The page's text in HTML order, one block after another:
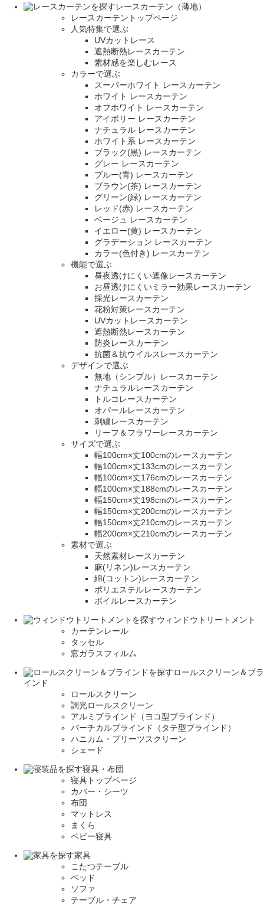
レースカーテン（薄地）
レースカーテントップページ
人気特集で選ぶ
UVカットレース
遮熱断熱レースカーテン
素材感を楽しむレース
カラーで選ぶ
スーパーホワイト レースカーテン
ホワイト レースカーテン
オフホワイト レースカーテン
アイボリー レースカーテン
ナチュラル レースカーテン
ホワイト系 レースカーテン
ブラック(黒) レースカーテン
グレー レースカーテン
ブルー(青) レースカーテン
ブラウン(茶) レースカーテン
グリーン(緑) レースカーテン
レッド(赤) レースカーテン
ベージュ レースカーテン
イエロー(黄) レースカーテン
グラデーション レースカーテン
カラー(色付き) レースカーテン
機能で選ぶ
昼夜透けにくい遮像レースカーテン
お昼透けにくいミラー効果レースカーテン
採光レースカーテン
花粉対策レースカーテン
UVカットレースカーテン
遮熱断熱レースカーテン
防炎レースカーテン
抗菌＆抗ウイルスレースカーテン
デザインで選ぶ
無地（シンプル）レースカーテン
ナチュラルレースカーテン
トルコレースカーテン
オパールレースカーテン
刺繍レースカーテン
リーフ＆フラワーレースカーテン
サイズで選ぶ
幅100cm×丈100cmのレースカーテン
幅100cm×丈133cmのレースカーテン
幅100cm×丈176cmのレースカーテン
幅100cm×丈188cmのレースカーテン
幅150cm×丈198cmのレースカーテン
幅150cm×丈200cmのレースカーテン
幅150cm×丈210cmのレースカーテン
幅200cm×丈210cmのレースカーテン
素材で選ぶ
天然素材レースカーテン
麻(リネン)レースカーテン
綿(コットン)レースカーテン
ポリエステルレースカーテン
ボイルレースカーテン
ウィンドウトリートメント
カーテンレール
タッセル
窓ガラスフィルム
ロールスクリーン＆ブラ
インド
ロールスクリーン
調光ロールスクリーン
アルミブラインド（ヨコ型ブラインド）
バーチカルブラインド（タテ型ブラインド）
ハニカム・プリーツスクリーン
シェード
寝具・布団
寝具トップページ
カバー・シーツ
布団
マットレス
まくら
ベビー寝具
家具
こたつテーブル
ベッド
ソファ
テーブル・チェア